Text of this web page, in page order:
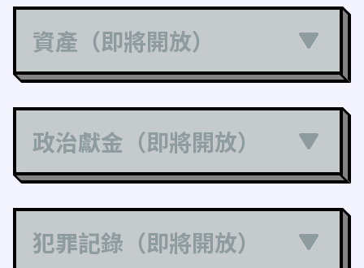
資產（即將開放）
政治獻金（即將開放）
犯罪記錄（即將開放）